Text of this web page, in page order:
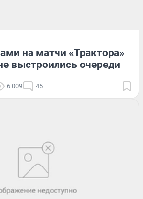
на матчи «Трактора»
выстроились очереди
6 009 45